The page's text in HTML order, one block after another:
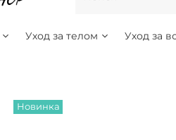
Уход за телом Уход за
Новинка